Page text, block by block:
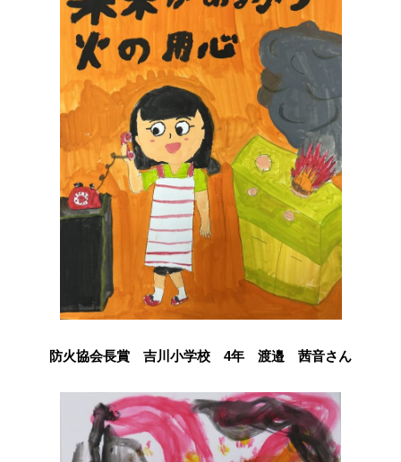
防火協会長賞 吉川小学校 4年 渡邉 茜音さん